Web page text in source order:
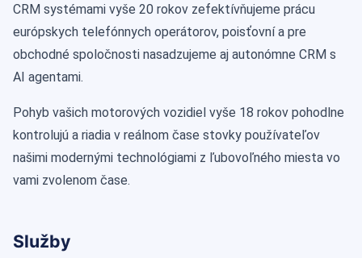
CRM systémami vyše 20 rokov zefektívňujeme prácu
európskych telefónnych operátorov, poisťovní a pre
obchodné spoločnosti nasadzujeme aj autonómne CRM s
AI agentami.
Pohyb vašich motorových vozidiel vyše 18 rokov pohodlne
kontrolujú a riadia v reálnom čase stovky používateľov
našimi modernými technológiami z ľubovoľného miesta vo
vami zvolenom čase.
Služby